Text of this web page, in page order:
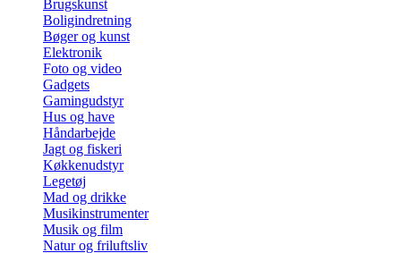
Brugskunst
Boligindretning
Bøger og kunst
Elektronik
Foto og video
Gadgets
Gamingudstyr
Hus og have
Håndarbejde
Jagt og fiskeri
Køkkenudstyr
Legetøj
Mad og drikke
Musikinstrumenter
Musik og film
Natur og friluftsliv